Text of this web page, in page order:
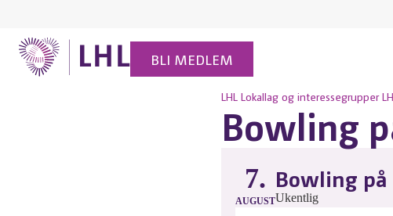
BLI MEDLEM
LHL Lokallag og interessegrupper
Bowling
7.
AUGUST
Bowling på
Ukentlig